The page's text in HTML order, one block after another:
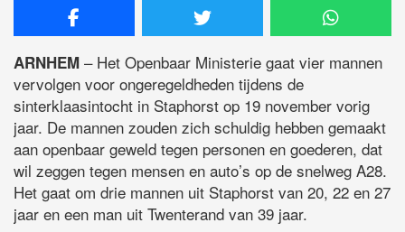
ARNHEM – Het Openbaar Ministerie gaat vier mannen
vervolgen voor ongeregeldheden tijdens de
sinterklaasintocht in Staphorst op 19 november vorig
jaar. De mannen zouden zich schuldig hebben gemaakt
aan openbaar geweld tegen personen en goederen, dat
wil zeggen tegen mensen en auto’s op de snelweg A28.
Het gaat om drie mannen uit Staphorst van 20, 22 en 27
jaar en een man uit Twenterand van 39 jaar.